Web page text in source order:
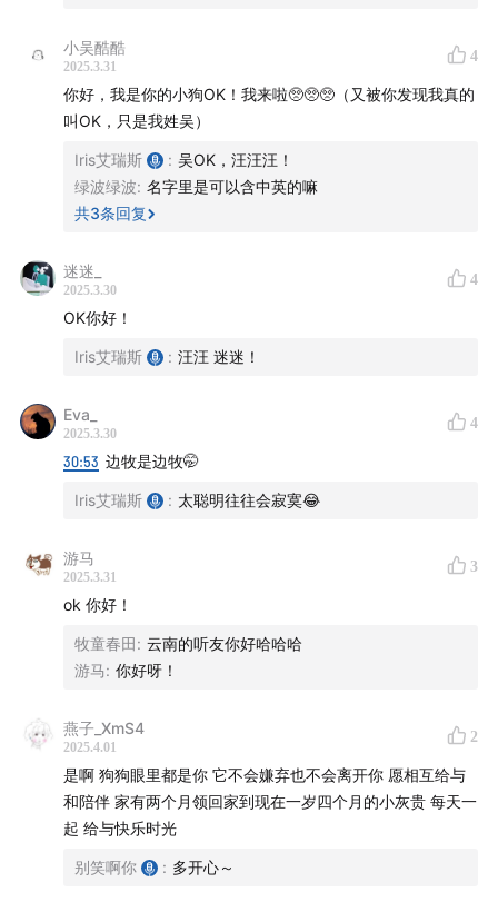
小吴酷酷
2025.3.31
4
你好，我是你的小狗OK！我来啦🥺🥺🥺（又被你发现我真的
叫OK，只是我姓吴）
Iris艾瑞斯 : 吴OK，汪汪汪！
绿波绿波: 名字里是可以含中英的嘛
共3条回复
迷迷_
2025.3.30
4
OK你好！
Iris艾瑞斯 : 汪汪 迷迷！
Eva_
2025.3.30
4
30:53 边牧是边牧🤭
Iris艾瑞斯 : 太聪明往往会寂寞😂
游马
2025.3.31
3
ok 你好！
牧童春田: 云南的听友你好哈哈哈
游马: 你好呀！
燕子_XmS4
2025.4.01
2
是啊 狗狗眼里都是你 它不会嫌弃也不会离开你 愿相互给与
和陪伴 家有两个月领回家到现在一岁四个月的小灰贵 每天一
起 给与快乐时光
别笑啊你 : 多开心～